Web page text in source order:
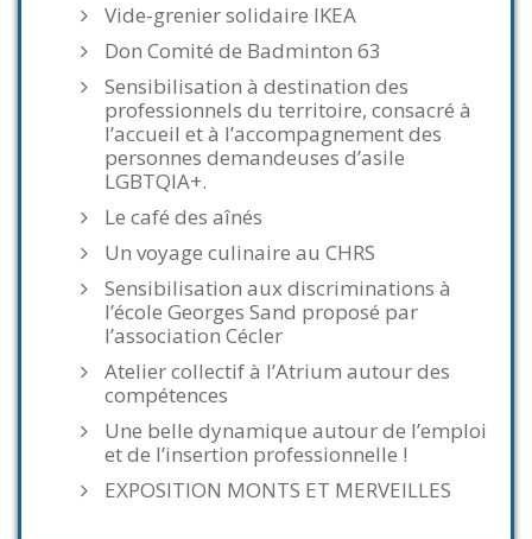
Vide-grenier solidaire IKEA
Don Comité de Badminton 63
Sensibilisation à destination des
professionnels du territoire, consacré à
l’accueil et à l’accompagnement des
personnes demandeuses d’asile
LGBTQIA+.
Le café des aînés
Un voyage culinaire au CHRS
Sensibilisation aux discriminations à
l’école Georges Sand proposé par
l’association Cécler
Atelier collectif à l’Atrium autour des
compétences
Une belle dynamique autour de l’emploi
et de l’insertion professionnelle !
EXPOSITION MONTS ET MERVEILLES